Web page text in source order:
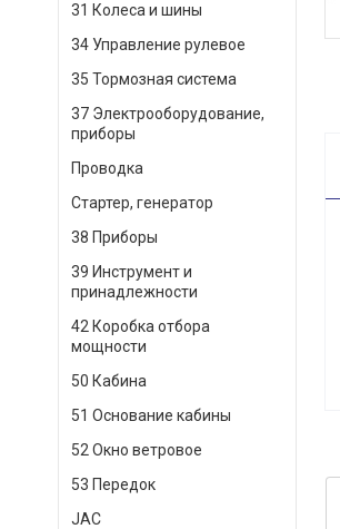
31 Колеса и шины
34 Управление рулевое
35 Тормозная система
37 Электрооборудование,
приборы
Проводка
Стартер, генератор
38 Приборы
39 Инструмент и
принадлежности
42 Коробка отбора
мощности
50 Кабина
51 Основание кабины
52 Окно ветровое
53 Передок
JAC